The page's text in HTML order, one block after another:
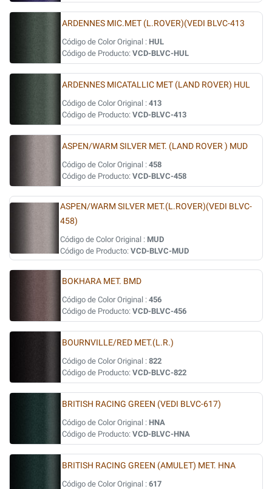
ARDENNES MIC.MET (L.ROVER)(VEDI BLVC-413
Código de Color Original : HUL
Código de Producto: VCD-BLVC-HUL
ARDENNES MICATALLIC MET (LAND ROVER) HUL
Código de Color Original : 413
Código de Producto: VCD-BLVC-413
ASPEN/WARM SILVER MET. (LAND ROVER ) MUD
Código de Color Original : 458
Código de Producto: VCD-BLVC-458
ASPEN/WARM SILVER MET.(L.ROVER)(VEDI BLVC-
458)
Código de Color Original : MUD
Código de Producto: VCD-BLVC-MUD
BOKHARA MET. BMD
Código de Color Original : 456
Código de Producto: VCD-BLVC-456
BOURNVILLE/RED MET.(L.R.)
Código de Color Original : 822
Código de Producto: VCD-BLVC-822
BRITISH RACING GREEN (VEDI BLVC-617)
Código de Color Original : HNA
Código de Producto: VCD-BLVC-HNA
BRITISH RACING GREEN (AMULET) MET. HNA
Código de Color Original : 617